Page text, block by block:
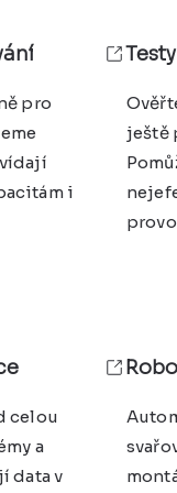
pro
i
ještě
celou
a
data v